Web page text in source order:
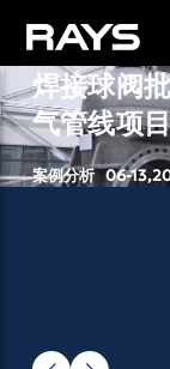
DN1400 |
焊接球阀
气管线项
案例分析 06-